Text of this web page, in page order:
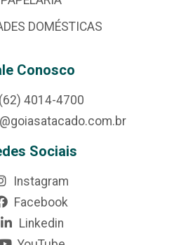
DOMÉSTICAS
Conosco
(62) 4014-4700
Sociais
Instagram
Facebook
Linkedin